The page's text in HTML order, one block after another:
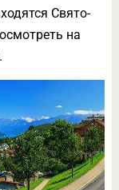
Свято-
на